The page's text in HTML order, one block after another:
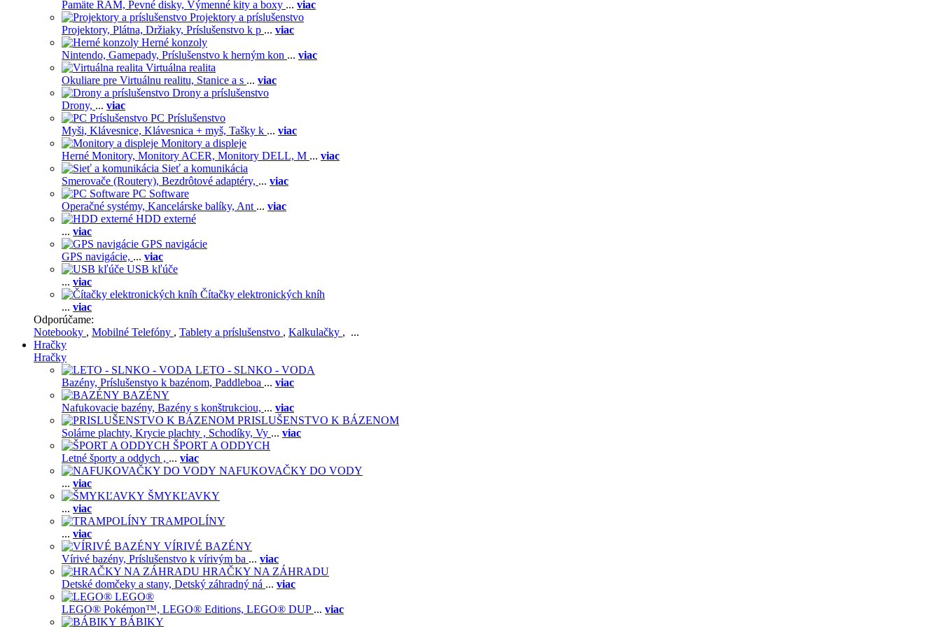
Pamäte RAM, Pevné disky, Výmenné kity a boxy ... viac
Projektory a príslušenstvo
Projektory, Plátna, Držiaky, Príslušenstvo k p ... viac
Herné konzoly
Nintendo, Gamepady, Príslušenstvo k herným kon ... viac
Virtuálna realita
Okuliare pre Virtuálnu realitu, Stanice a s ... viac
Drony a príslušenstvo
Drony, ... viac
PC Príslušenstvo
Myši, Klávesnice, Klávesnica + myš, Tašky k ... viac
Monitory a displeje
Herné Monitory, Monitory ACER, Monitory DELL, M ... viac
Sieť a komunikácia
Smerovače (Routery), Bezdrôtové adaptéry, ... viac
PC Software
Operačné systémy, Kancelárske balíky, Ant ... viac
HDD externé
... viac
GPS navigácie
GPS navigácie, ... viac
USB kľúče
... viac
Čítačky elektronických kníh
... viac
Odporúčame:
Notebooky , Mobilné Telefóny , Tablety a príslušenstvo , Kalkulačky , ...
Hračky
Hračky
LETO - SLNKO - VODA
Bazény, Príslušenstvo k bazénom, Paddleboa ... viac
BAZÉNY
Nafukovacie bazény, Bazény s konštrukciou, ... viac
PRISLUŠENSTVO K BÁZENOM
Solárne plachty, Krycie plachty , Schodíky, Vy ... viac
ŠPORT A ODDYCH
Letné športy a oddych , ... viac
NAFUKOVAČKY DO VODY
... viac
ŠMYKĽAVKY
... viac
TRAMPOLÍNY
... viac
VÍRIVÉ BAZÉNY
Vírivé bazény, Príslušenstvo k vírivým ba ... viac
HRAČKY NA ZÁHRADU
Detské domčeky a stany, Detský záhradný ná ... viac
LEGO®
LEGO® Pokémon™, LEGO® Editions, LEGO® DUP ... viac
BÁBIKY